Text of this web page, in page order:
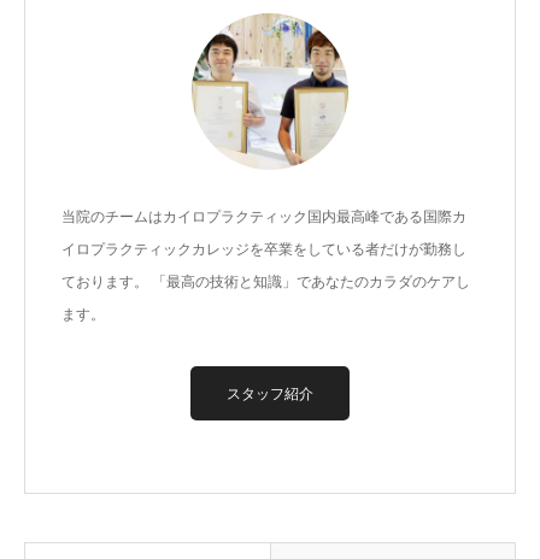
当院のチームはカイロプラクティック国内最高峰である国際カ
イロプラクティックカレッジを卒業をしている者だけが勤務し
ております。 「最高の技術と知識」であなたのカラダのケアし
ます。
スタッフ紹介